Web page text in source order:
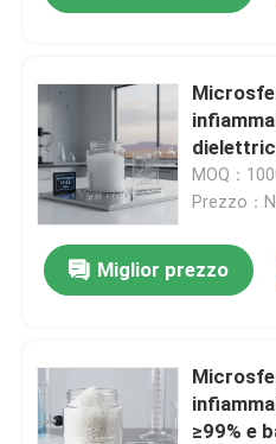
alla
sviluppo
MOQ：
Prezzo：
Miglior prezzo
≥99% e